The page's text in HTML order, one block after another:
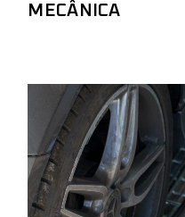
MECÂNICA